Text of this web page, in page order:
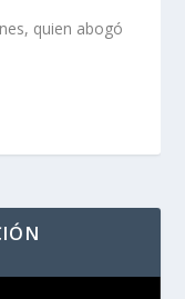
quien abogó